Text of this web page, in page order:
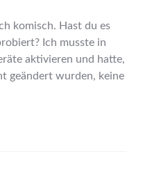
komisch. Hast du es
Ich musste in
aktivieren und hatte,
geändert wurden, keine